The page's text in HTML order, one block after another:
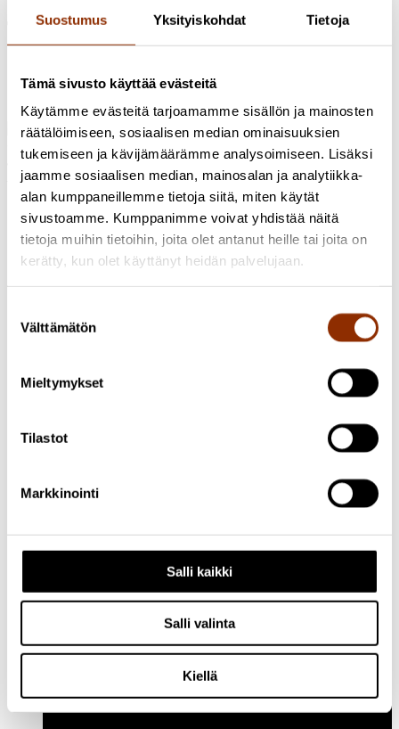
Suostumus Yksityiskohdat Tietoja
Tämä sivusto käyttää evästeitä
Käytämme evästeitä tarjoamamme sisällön ja mainosten
räätälöimiseen, sosiaalisen median ominaisuuksien
tukemiseen ja kävijämäärämme analysoimiseen. Lisäksi
jaamme sosiaalisen median, mainosalan ja analytiikka-
alan kumppaneillemme tietoja siitä, miten käytät
sivustoamme. Kumppanimme voivat yhdistää näitä
tietoja muihin tietoihin, joita olet antanut heille tai joita on
kerätty, kun olet käyttänyt heidän palvelujaan.
valinta
Välttämätön
Mieltymykset
Tilastot
Markkinointi
Salli kaikki
Salli valinta
Kiellä
Tutkijat
Aino Leppänen Tutkija, FM +358447447446
Sähköposti:info@cupore.fi
Puhelin:+358 10 200 9200
Y-tunnus: 1771249-3
Seuraa meitä
Facebook